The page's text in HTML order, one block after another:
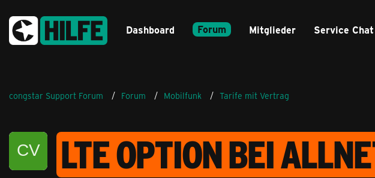
Dashboard Forum Mitglieder Service Chat
congstar Support Forum Forum Mobilfunk Tarife mit Vertrag
LTE OPTION BEI